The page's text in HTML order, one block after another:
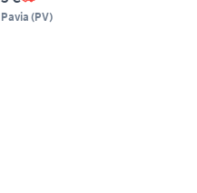
Pavia (PV)